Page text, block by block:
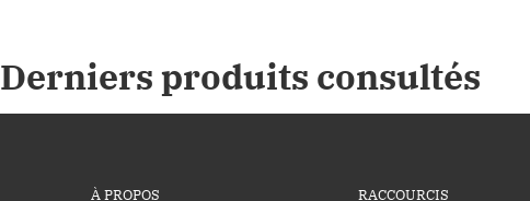
Derniers produits consultés
À PROPOS RACCOURCIS